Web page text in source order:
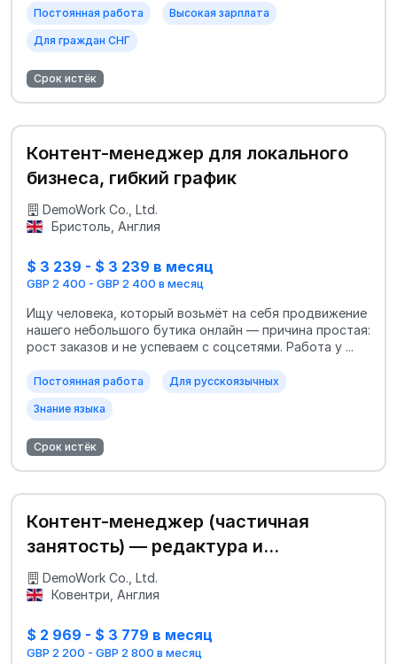
Постоянная работа Высокая зарплата
Для граждан СНГ
Срок истёк
Контент-менеджер для локального
бизнеса, гибкий график
DemoWork Co., Ltd.
Бристоль, Англия
$ 3 239 - $ 3 239 в месяц
GBP 2 400 - GBP 2 400 в месяц
Ищу человека, который возьмёт на себя продвижение
нашего небольшого бутика онлайн — причина простая:
рост заказов и не успеваем с соцсетями. Работа у ...
Постоянная работа Для русскоязычных
Знание языка
Срок истёк
Контент-менеджер (частичная
занятость) — редактура и
публикации
DemoWork Co., Ltd.
Ковентри, Англия
$ 2 969 - $ 3 779 в месяц
GBP 2 200 - GBP 2 800 в месяц